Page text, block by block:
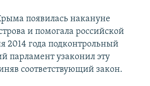
появилась накануне
и помогала российской
2014 года подконтрольный
парламент узаконил эту
соответствующий закон.